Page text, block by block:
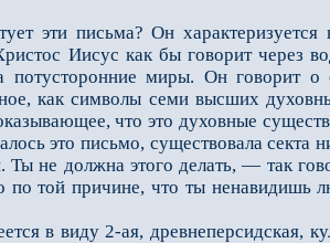
эти письма? Он
Иисус как бы говорит через
потусторонние миры. Он говорит
как символы семи высших
что это духовные
это письмо, существовала секта
не должна этого делать, — так
той причине, что ты ненавидишь
в виду 2-ая, древнеперсидская,